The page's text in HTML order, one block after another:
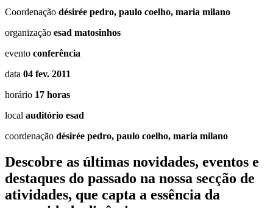
Coordenação désirée pedro, paulo coelho, maria milano
organização esad matosinhos
evento conferência
data 04 fev. 2011
horário 17 horas
local auditório esad
coordenação désirée pedro, paulo coelho, maria milano
Descobre as últimas novidades, eventos e
destaques do passado na nossa secção de
atividades, que capta a essência da